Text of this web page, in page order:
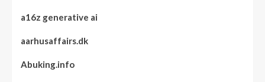
a16z generative ai
aarhusaffairs.dk
Abuking.info